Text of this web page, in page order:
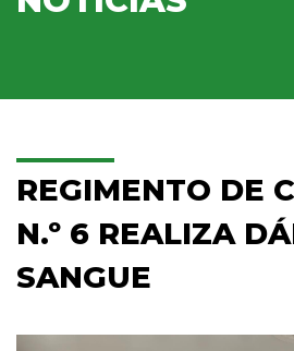
REGIMENTO DE
N.º 6 REALIZA
SANGUE